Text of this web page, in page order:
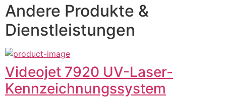
Andere Produkte &
Dienstleistungen
Videojet 7920 UV-Laser-
Kennzeichnungssystem